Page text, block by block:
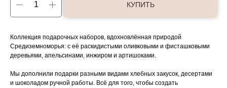
КУПИТЬ
Коллекция подарочных наборов, вдохновлённая природой
Средиземноморья: с её раскидистыми оливковыми и фисташковыми
деревьями, апельсинами, инжиром и артишоками.
Мы дополнили подарки разными видами хлебных закусок, десертами
и шоколадом ручной работы. Всё для того, чтобы создать